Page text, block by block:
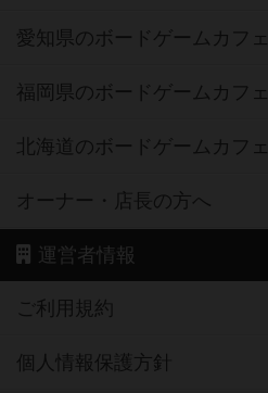
愛知県のボードゲームカフェ
福岡県のボードゲームカフェ
北海道のボードゲームカフェ
オーナー・店長の方へ
運営者情報
ご利用規約
個人情報保護方針